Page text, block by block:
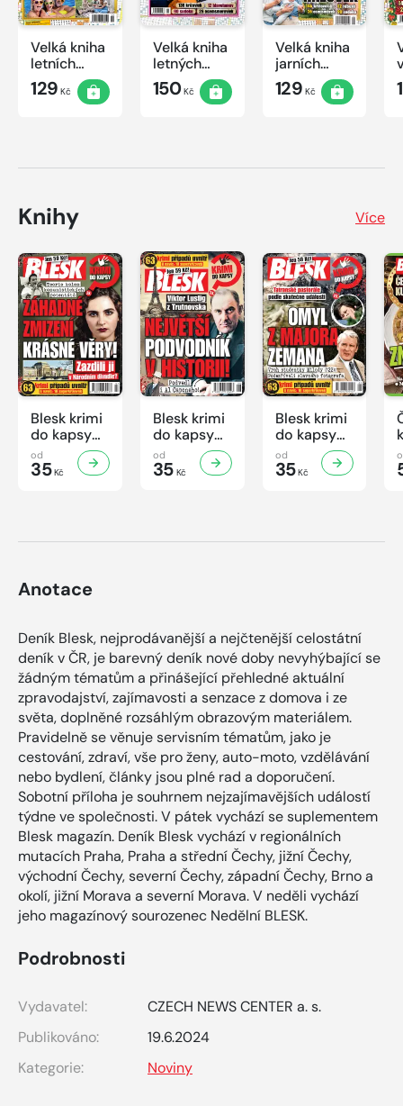
Velká kniha
letních
křížovek
2026
129 Kč
Velká kniha
letných
krížoviek s
TV JOJ
150Kč
Velká kniha
jarních
křížovek
2026
129 Kč
Knihy Více
Blesk krimi
do kapsy
č.7/2026
od
35Kč
Blesk krimi
do kapsy
č.6/2026
od
35Kč
Blesk krimi
do kapsy
č.5/2026
od
35Kč
Anotace
Deník Blesk, nejprodávanější a nejčtenější celostátní
deník v ČR, je barevný deník nové doby nevyhýbající se
žádným tématům a přinášející přehledné aktuální
zpravodajství, zajímavosti a senzace z domova i ze
světa, doplněné rozsáhlým obrazovým materiálem.
Pravidelně se věnuje servisním tématům, jako je
cestování, zdraví, vše pro ženy, auto-moto, vzdělávání
nebo bydlení, články jsou plné rad a doporučení.
Sobotní příloha je souhrnem nejzajímavějších událostí
týdne ve společnosti. V pátek vychází se suplementem
Blesk magazín. Deník Blesk vychází v regionálních
mutacích Praha, Praha a střední Čechy, jižní Čechy,
východní Čechy, severní Čechy, západní Čechy, Brno a
okolí, jižní Morava a severní Morava. V neděli vychází
jeho magazínový sourozenec Nedělní BLESK.
Podrobnosti
Vydavatel:
CZECH NEWS CENTER a. s.
Publikováno:
19.6.2024
Kategorie:
Noviny